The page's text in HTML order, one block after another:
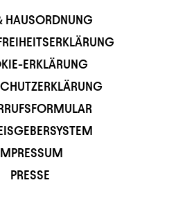
HAUSORDNUNG
ERKLÄRUNG
PRESSE